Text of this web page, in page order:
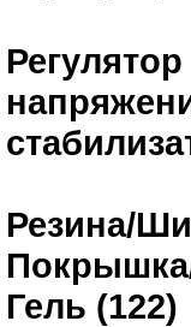
Регулятор
Резина/
Гель (122)